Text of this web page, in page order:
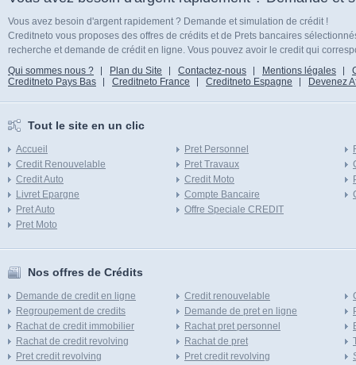
Vous avez besoin d'argent rapidement ? Demande et simulation de crédit !
Creditneto vous proposes des offres de crédits et de Prets bancaires
recherche et demande de crédit en ligne. Vous pouvez avoir le credit qui
Qui sommes nous ?
Plan du Site Contactez-nous Mentions légales
Creditneto Pays Bas
Creditneto France Creditneto Espagne Devenez
Tout le site en un clic
Accueil
Credit Renouvelable
Credit Auto
Livret Epargne
Pret Auto
Pret Moto
Pret Personnel
Pret Travaux
Credit Moto
Compte Bancaire
Offre Speciale CREDIT
Nos offres de Crédits
Demande de credit en ligne
Regroupement de credits
Rachat de credit immobilier
Rachat de credit revolving
Pret credit revolving
Credit renouvelable
Demande de pret en ligne
Rachat pret personnel
Rachat de pret
Pret credit revolving